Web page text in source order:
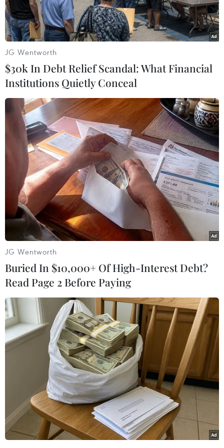
Các đầu bếp tham gia Lễ hội ẩm thực của người tị nạn.
(Nguồn: ansamed.info)
Nhằm thay đổi nhận thức về người tị nạn, tạo
cơ hội việc làm cũng như khám phá những món
ăn hấp dẫn cho người tham dự, Lễ hội ẩm thực
của người tị nạn đang được tổ chức từ ngày 15-
30/6 tại nhiều nhà hàng địa phương ở châu Âu.
Food Sweet Food, Lễ hội năm nay được tổ chức
tại 13 thành phố ở châu Âu nhân dịp kỷ niệm
Ngày Tị nạn thế giới (20/6).
Các thành phố này bao gồm Paris, Marseille,
Bordeaux, Lyon, Lille (Pháp), Brussels (Bỉ),
Madrid (Tây Ban Nha), Athens (Hy Lạp),
Amsterdam (Hà Lan), Rome, Florence, Bari và
Milan (Italy). Trong thời gian diễn ra lễ hội, hơn
50 nhà hàng sẽ mở cửa cho những người tị nạn
“đứng bếp” đến từ Afghanistan, Eritrea, Iran,
Somalia, Syria, Ukraine...
Nhằm thúc đẩy hướng tiếp cận tích cực với vấn
JG Wentworth
$30k In Debt Relief Scandal: What Financial
Institutions Quietly Conceal
JG Wentworth
Buried In $10,000+ Of High-Interest Debt?
Read Page 2 Before Paying